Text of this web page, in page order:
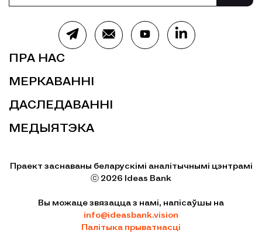
ПРА НАС
МЕРКАВАННІ
ДАСЛЕДАВАННІ
МЕДЫЯТЭКА
Праект заснаваны беларускімі аналітычнымі цэнтрамі
ⓒ 2026 Ideas Bank
Вы можаце звязацца з намі, напісаўшы на
info@ideasbank.vision
Палітыка прыватнасці